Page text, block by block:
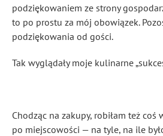
podziękowaniem ze strony
to po prostu za mój obowiązek.
podziękowania od gości.
Tak wyglądały moje kulinarne
Chodząc na zakupy, robiłam też coś
po miejscowości — na tyle, na ile